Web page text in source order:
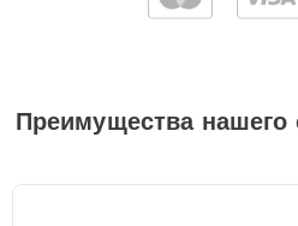
Преимущества нашего